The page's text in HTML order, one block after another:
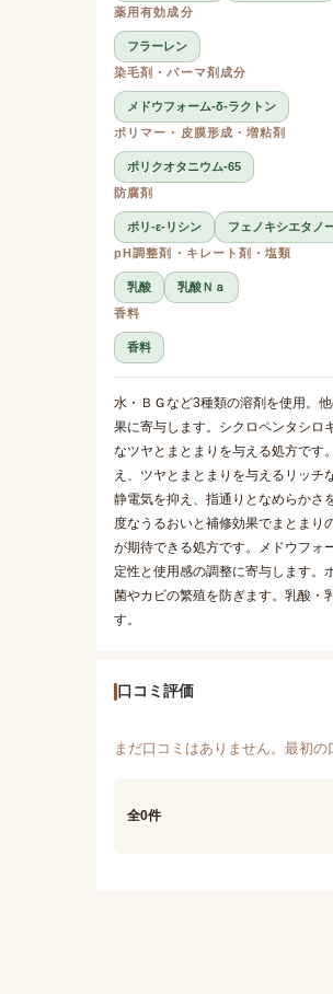
薬用有効成分
フラーレン
染毛剤・パーマ剤成分
メドウフォーム-δ-ラクトン
ポリマー・皮膜形成・増粘剤
ポリクオタニウム-65
防腐剤
ポリ-ε-リシン
フェノキシエタノ
pH調整剤・キレート剤・塩類
乳酸
乳酸Ｎａ
香料
香料
水・ＢＧなど3種類の溶剤を使用。
果に寄与します。シクロペンタシロ
なツヤとまとまりを与える処方です
え、ツヤとまとまりを与えるリッチ
静電気を抑え、指通りとなめらかさ
度なうるおいと補修効果でまとまり
が期待できる処方です。メドウフォ
定性と使用感の調整に寄与します。
菌やカビの繁殖を防ぎます。乳酸・
す。
口コミ評価
まだ口コミはありません。最初
全0件